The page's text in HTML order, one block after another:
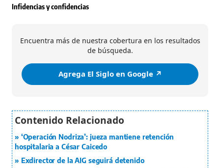
Infidencias y confidencias
Encuentra más de nuestra cobertura en los resultados
de búsqueda.
Agrega El Siglo en Google ↗️
‘Operación Nodriza’: jueza mantiene retención
hospitalaria a César Caicedo
Exdirector de la AIG seguirá detenido